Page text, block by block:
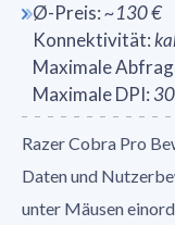
Ø-Preis:~130 €
Konnektivität:
Maximale
Maximale DPI:
Razer Cobra Pro
Daten und
unter Mäusen